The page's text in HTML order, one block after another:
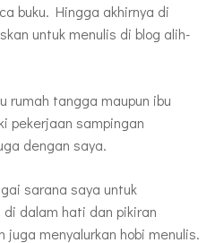
buku. Hingga akhirnya di
untuk menulis di blog alih-
rumah tangga maupun ibu
pekerjaan sampingan
dengan saya.
sarana saya untuk
dalam hati dan pikiran
juga menyalurkan hobi menulis.